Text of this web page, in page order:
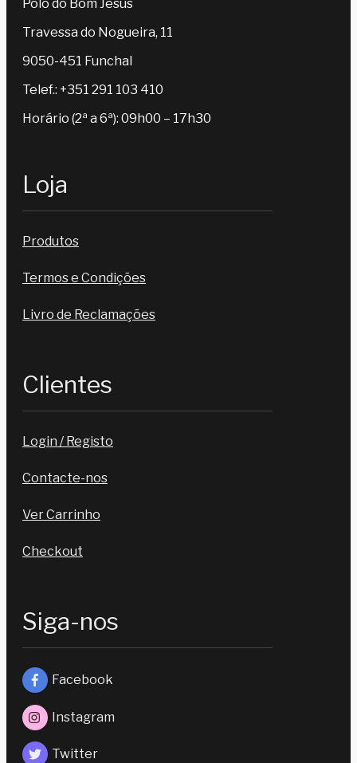
Polo do Bom Jesus
Travessa do Nogueira, 11
9050-451 Funchal
Telef.: +351 291 103 410
Horário (2ª a 6ª): 09h00 – 17h30
Loja
Produtos
Termos e Condições
Livro de Reclamações
Clientes
Login / Registo
Contacte-nos
Ver Carrinho
Checkout
Siga-nos
Facebook
Instagram
Twitter